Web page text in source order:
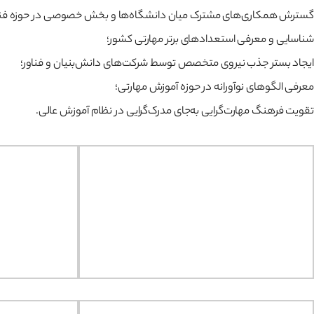
گسترش همکاری‌های مشترک میان دانشگاه‌ها و بخش خصوصی در حوزه
شناسایی و معرفی استعدادهای برتر مهارتی کشور؛
ایجاد بستر جذب نیروی متخصص توسط شرکت‌های دانش‌بنیان و فناور؛
معرفی الگوهای نوآورانه در حوزه آموزش مهارتی؛
تقویت فرهنگ مهارت‌گرایی به‌جای مدرک‌گرایی در نظام آموزش عالی.